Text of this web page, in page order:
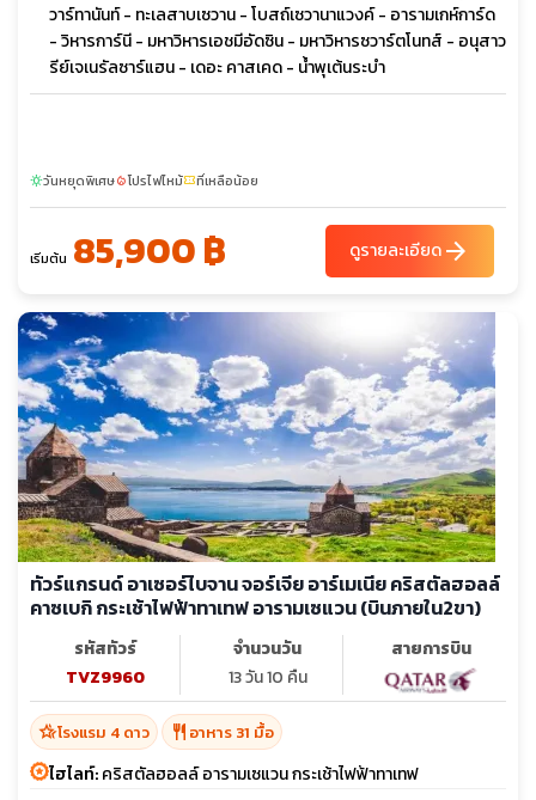
วาร์ทานันท์ - ทะเลสาบเซวาน - โบสถ์เซวานาแวงค์ - อารามเกห์การ์ด
- วิหารการ์นี - มหาวิหารเอชมีอัดซิน - มหาวิหารซวาร์ตโนทส์ - อนุสาว
รีย์เจเนรัลซาร์แฮน - เดอะ คาสเคด - น้ำพุเต้นระบำ
sunnyวันหยุดพิเศษlocal_fire_departmentโปรไฟไหม้confirmation_numberที่เหลือน้อย
เริ่มต้น 85,900 ฿ ดูรายละเอียดarrow_forward
ทัวร์แกรนด์ อาเซอร์ไบจาน จอร์เจีย อาร์เมเนีย คริสตัลฮอลล์
คาซเบกิ กระเช้าไฟฟ้าทาเทฟ อารามเซแวน (บินภายใน2ขา)
รหัสทัวร์
TVZ9960
จำนวนวัน
13 วัน 10 คืน
สายการบิน
hotel_classโรงแรม 4 ดาว restaurant อาหาร 31 มื้อ
ไฮไลท์:คริสตัลฮอลล์ อารามเซแวน กระเช้าไฟฟ้าทาเทฟ